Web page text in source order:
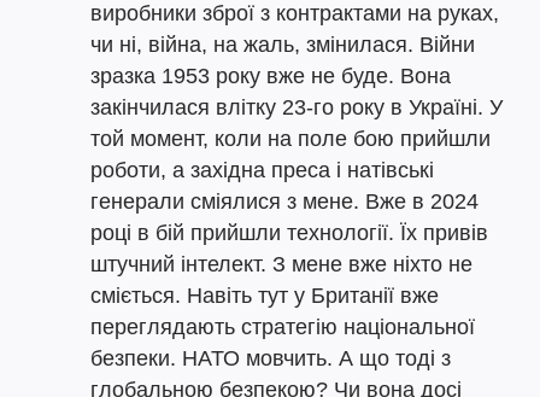
виробники зброї з контрактами на руках,
чи ні, війна, на жаль, змінилася. Війни
зразка 1953 року вже не буде. Вона
закінчилася влітку 23-го року в Україні. У
той момент, коли на поле бою прийшли
роботи, а західна преса і натівські
генерали сміялися з мене. Вже в 2024
році в бій прийшли технології. Їх привів
штучний інтелект. З мене вже ніхто не
сміється. Навіть тут у Британії вже
переглядають стратегію національної
безпеки. НАТО мовчить. А що тоді з
глобальною безпекою? Чи вона досі